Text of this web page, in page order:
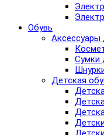
Обувь
Аксессуары
Сумки
Детская